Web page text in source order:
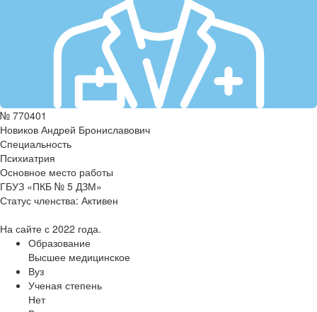
№ 770401
Новиков Андрей Брониславович
Специальность
Психиатрия
Основное место работы
ГБУЗ «ПКБ № 5 ДЗМ»
Статус членства: Активен
На сайте с 2022 года.
Образование
Высшее медицинское
Вуз
Ученая степень
Нет